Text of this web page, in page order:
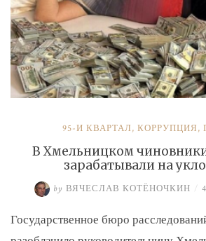
95-Й КВАРТАЛ, КОРРУПЦИЯ,
В Хмельницком
зарабатывали на
by ВЯЧЕСЛАВ КОТЁНОЧКИН /
Государственное бюро